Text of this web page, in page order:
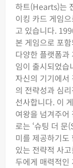
하트(Hearts)는
이킹 카드 게임
고 있습니다.
본 게임으로 포
다양한 플랫폼과
임이 출시되었습
자신의 기기에서
의 전략성과 심
선사합니다. 이
여왕을 넘겨주어
로는 ‘슈팅 더
미를 제공하기도
있는 전략적 사
두에게 매력적인